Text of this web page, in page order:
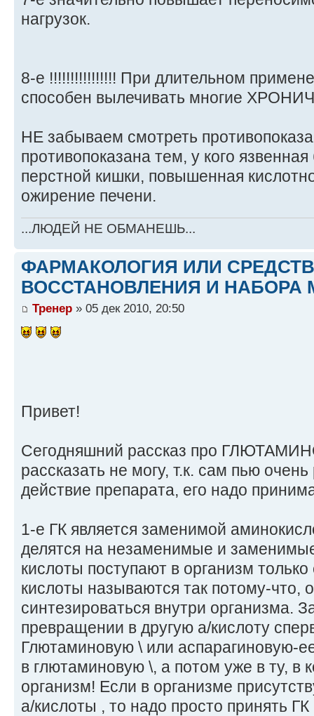
нагрузок.
8-е !!!!!!!!!!!!!!!! При длительном
способен вылечивать многие
НЕ забываем смотреть
противопоказана тем, у кого
перстной кишки, повышенная
ожирение печени.
...ЛЮДЕЙ НЕ ОБМАНЕШЬ...
ФАРМАКОЛОГИЯ ИЛИ
ВОССТАНОВЛЕНИЯ И НАБОРА
Тренер » 05 дек 2010, 20:50
Привет!
Сегодняшний рассказ про
рассказать не могу, т.к. сам пью
действие препарата, его надо
1-е ГК является заменимой
делятся на незаменимые и
кислоты поступают в организм
кислоты называются так потому-что,
синтезироваться внутри организма.
превращении в другую а/кислоту
Глютаминовую \ или аспарагиновую-
в глютаминовую \, а потом уже в ту, в
организм! Если в организме
а/кислоты , то надо просто принять